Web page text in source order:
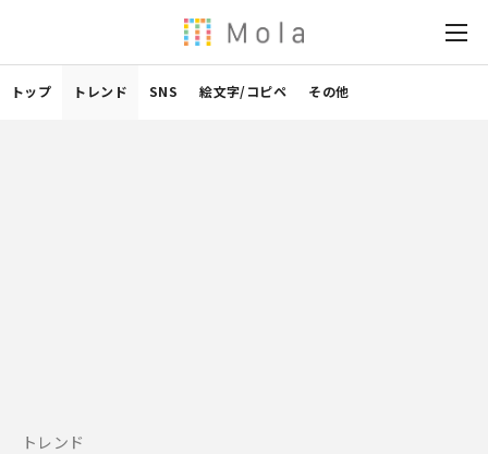
トップ トレンド SNS 絵文字/コピペ その他
トレンド